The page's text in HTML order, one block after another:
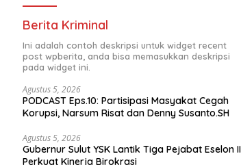
Berita Kriminal
Ini adalah contoh deskripsi untuk widget recent
post wpberita, anda bisa memasukkan deskripsi
pada widget ini.
Agustus 5, 2026
PODCAST Eps.10: Partisipasi Masyakat Cegah
Korupsi, Narsum Risat dan Denny Susanto.SH
Agustus 5, 2026
Gubernur Sulut YSK Lantik Tiga Pejabat Eselon II,
Perkuat Kinerja Birokrasi